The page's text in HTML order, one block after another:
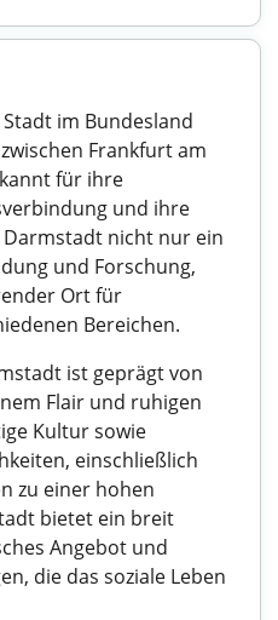
im Bundesland
Frankfurt am
für ihre
und ihre
nicht nur ein
und Forschung,
Ort für
Bereichen.
ist geprägt von
Flair und ruhigen
Kultur sowie
einschließlich
zu einer hohen
bietet ein breit
Angebot und
die das soziale Leben